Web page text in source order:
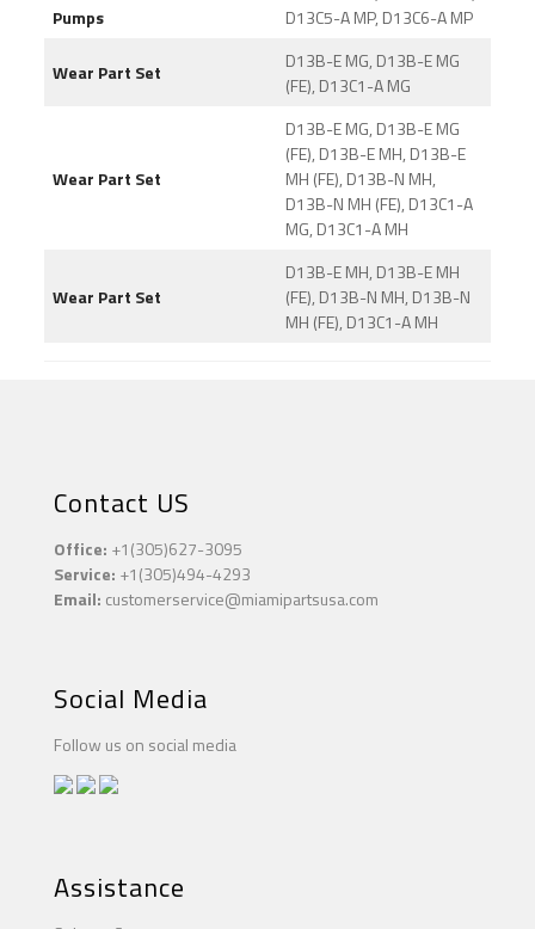
Pumps
D13C5-A MP, D13C6-A MP
Wear Part Set
D13B-E MG, D13B-E MG
(FE), D13C1-A MG
Wear Part Set
D13B-E MG, D13B-E MG
(FE), D13B-E MH, D13B-E
MH (FE), D13B-N MH,
D13B-N MH (FE), D13C1-A
MG, D13C1-A MH
Wear Part Set
D13B-E MH, D13B-E MH
(FE), D13B-N MH, D13B-N
MH (FE), D13C1-A MH
Contact US
Office: +1(305)627-3095
Service: +1(305)494-4293
Email: customerservice@miamipartsusa.com
Social Media
Follow us on social media
Assistance